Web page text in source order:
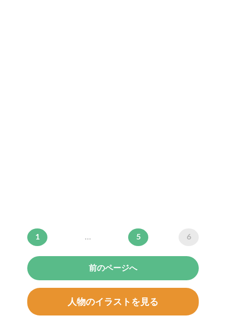
1 … 5 6
前のページへ
人物のイラストを見る